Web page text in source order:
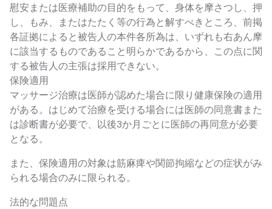
慰安または医療補助の目的をもって、身体を摩さつし、押
し、もみ、またはたたく等の行為と解すべきところ、前掲
各証拠によると被告人の本件各所為は、いずれも右あん摩
に該当するものであること明らかであるから、この点に関
する被告人の主張は採用できない。
保険適用
マッサージ治療は医師が認めた場合に限り健康保険の適用
がある。はじめて治療を受ける場合には医師の同意書また
は診断書が必要で、以後3か月ごとに医師の再同意が必要
となる。
また、保険適用の対象は筋麻痺や関節拘縮などの症状がみ
られる場合のみに限られる。
法的な問題点